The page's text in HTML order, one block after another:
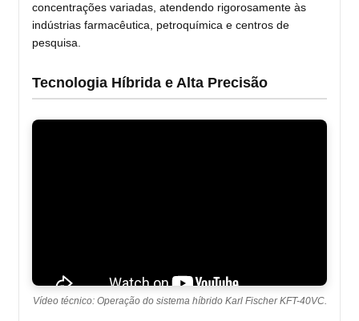
concentrações variadas, atendendo rigorosamente às
indústrias farmacêutica, petroquímica e centros de
pesquisa.
Tecnologia Híbrida e Alta Precisão
Vídeo técnico: Operação do sistema híbrido Karl Fischer KFT-40VC.